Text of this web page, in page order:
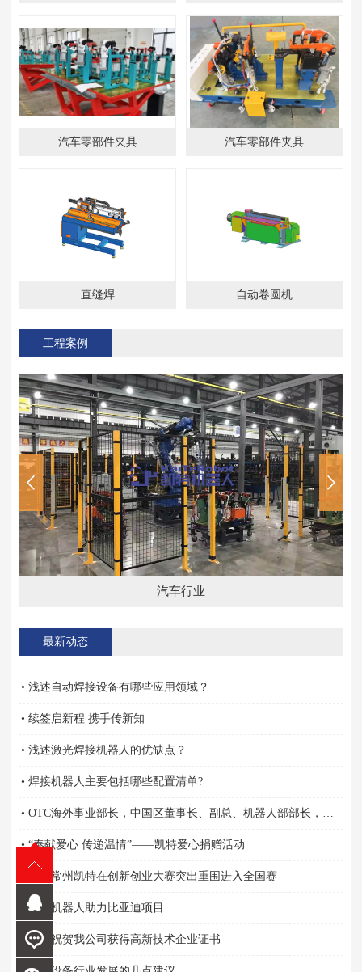
汽车零部件夹具 汽车零部件夹具
直缝焊 自动卷圆机
工程案例
最新动态
• 浅述自动焊接设备有哪些应用领域？
• 续签启新程 携手传新知
• 浅述激光焊接机器人的优缺点？
• 焊接机器人主要包括哪些配置清单?
• OTC海外事业部长，中国区董事长、副总、机器人部部长，营业担当亲自颁奖
• “奉献爱心 传递温情”——凯特爱心捐赠活动
• 祝贺常州凯特在创新创业大赛突出重围进入全国赛
• 凯特机器人助力比亚迪项目
• 热烈祝贺我公司获得高新技术企业证书